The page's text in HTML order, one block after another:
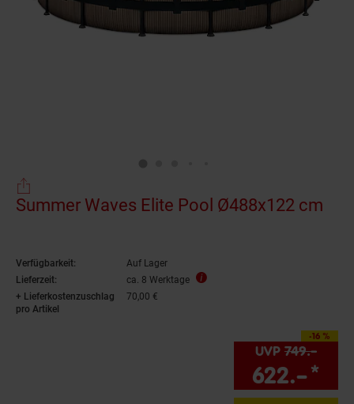
Summer Waves Elite Pool Ø488x122 cm
Verfügbarkeit:
Auf Lager
Lieferzeit:
ca. 8 Werktage
+ Lieferkostenzuschlag
pro Artikel
70,00 €
-16 %
Sie Sparen 16 Prozent,
UVP 749.–UVP
622.–*